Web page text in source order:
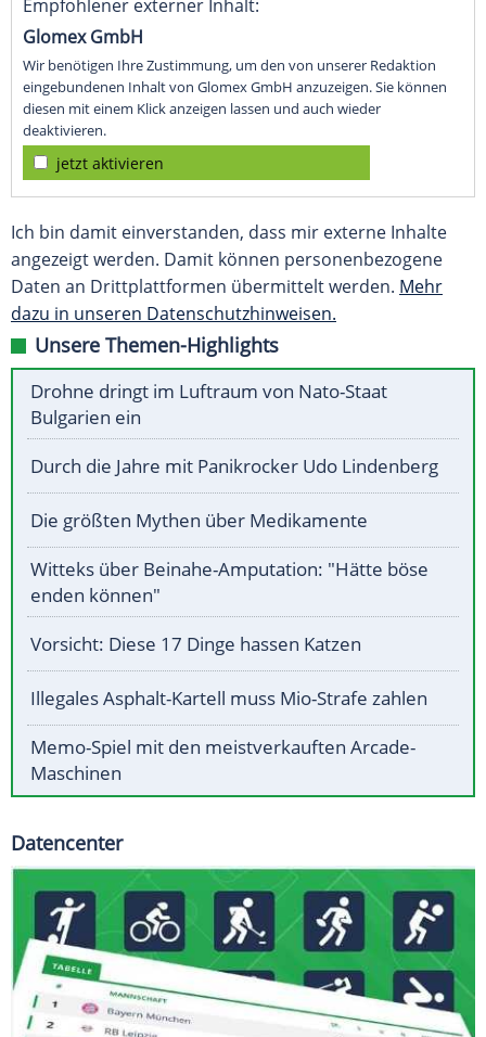
Empfohlener externer Inhalt:
Glomex GmbH
Wir benötigen Ihre Zustimmung, um den von unserer Redaktion
eingebundenen Inhalt von Glomex GmbH anzuzeigen. Sie können
diesen mit einem Klick anzeigen lassen und auch wieder
deaktivieren.
jetzt aktivieren
Ich bin damit einverstanden, dass mir externe Inhalte
angezeigt werden. Damit können personenbezogene
Daten an Drittplattformen übermittelt werden. Mehr
dazu in unseren Datenschutzhinweisen.
Unsere Themen-Highlights
Drohne dringt im Luftraum von Nato-Staat
Bulgarien ein
Durch die Jahre mit Panikrocker Udo Lindenberg
Die größten Mythen über Medikamente
Witteks über Beinahe-Amputation: "Hätte böse
enden können"
Vorsicht: Diese 17 Dinge hassen Katzen
Illegales Asphalt-Kartell muss Mio-Strafe zahlen
Memo-Spiel mit den meistverkauften Arcade-
Maschinen
Datencenter